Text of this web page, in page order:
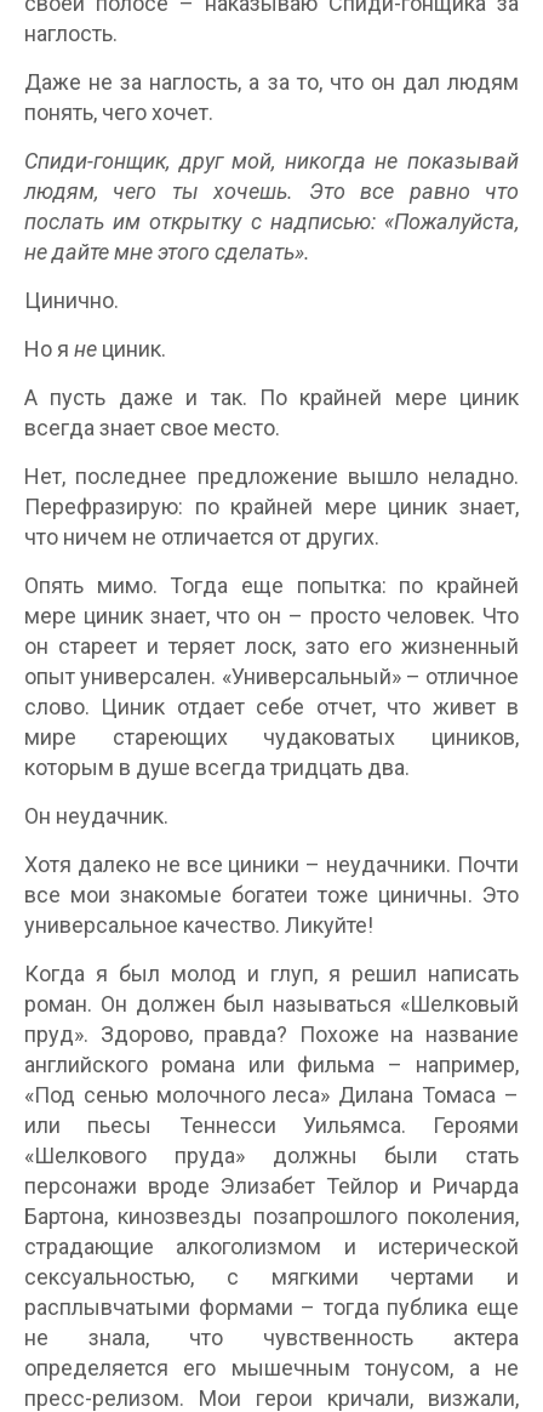
наглость.
Даже не за наглость, а за то, что он дал людям
понять, чего хочет.
Спиди-гонщик, друг мой, никогда не показывай
людям, чего ты хочешь. Это все равно что
послать им открытку с надписью: «Пожалуйста,
не дайте мне этого сделать».
Цинично.
Но я не циник.
А пусть даже и так. По крайней мере циник
всегда знает свое место.
Нет, последнее предложение вышло неладно.
Перефразирую: по крайней мере циник знает,
что ничем не отличается от других.
Опять мимо. Тогда еще попытка: по крайней
мере циник знает, что он – просто человек. Что
он стареет и теряет лоск, зато его жизненный
опыт универсален. «Универсальный» – отличное
слово. Циник отдает себе отчет, что живет в
мире стареющих чудаковатых циников,
которым в душе всегда тридцать два.
Он неудачник.
Хотя далеко не все циники – неудачники. Почти
все мои знакомые богатеи тоже циничны. Это
универсальное качество. Ликуйте!
Когда я был молод и глуп, я решил написать
роман. Он должен был называться «Шелковый
пруд». Здорово, правда? Похоже на название
английского романа или фильма – например,
«Под сенью молочного леса» Дилана Томаса –
или пьесы Теннесси Уильямса. Героями
«Шелкового пруда» должны были стать
персонажи вроде Элизабет Тейлор и Ричарда
Бартона, кинозвезды позапрошлого поколения,
страдающие алкоголизмом и истерической
сексуальностью, с мягкими чертами и
расплывчатыми формами – тогда публика еще
не знала, что чувственность актера
определяется его мышечным тонусом, а не
пресс-релизом. Мои герои кричали, визжали,